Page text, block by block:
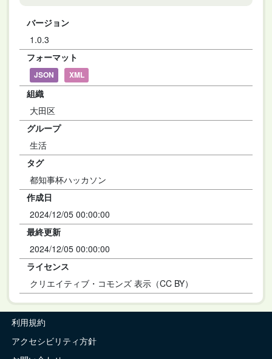
バージョン
1.0.3
フォーマット
JSON XML
組織
大田区
グループ
生活
タグ
都知事杯ハッカソン
作成日
2024/12/05 00:00:00
最終更新
2024/12/05 00:00:00
ライセンス
クリエイティブ・コモンズ 表示（CC BY）
利用規約
アクセシビリティ方針